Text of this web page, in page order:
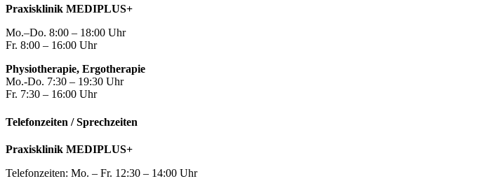
Praxisklinik MEDIPLUS+
Mo.–Do. 8:00 – 18:00 Uhr
Fr. 8:00 – 16:00 Uhr
Physiotherapie, Ergotherapie
Mo.-Do. 7:30 – 19:30 Uhr
Fr. 7:30 – 16:00 Uhr
Telefonzeiten / Sprechzeiten
Praxisklinik MEDIPLUS+
Telefonzeiten: Mo. – Fr. 12:30 – 14:00 Uhr